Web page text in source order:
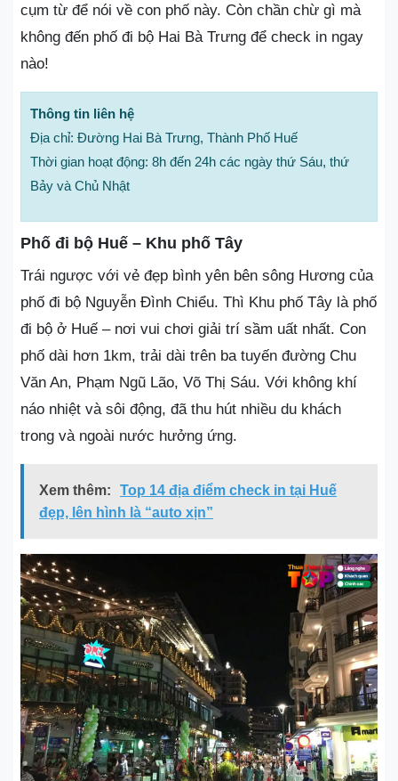
cụm từ để nói về con phố này. Còn chần chừ gì mà
không đến phố đi bộ Hai Bà Trưng để check in ngay
nào!
Thông tin liên hệ
Địa chỉ: Đường Hai Bà Trưng, Thành Phố Huế
Thời gian hoạt động: 8h đến 24h các ngày thứ Sáu, thứ
Bảy và Chủ Nhật
Phố đi bộ Huế – Khu phố Tây
Trái ngược với vẻ đẹp bình yên bên sông Hương của
phố đi bộ Nguyễn Đình Chiểu. Thì Khu phố Tây là phố
đi bộ ở Huế – nơi vui chơi giải trí sầm uất nhất. Con
phố dài hơn 1km, trải dài trên ba tuyến đường Chu
Văn An, Phạm Ngũ Lão, Võ Thị Sáu. Với không khí
náo nhiệt và sôi động, đã thu hút nhiều du khách
trong và ngoài nước hưởng ứng.
Xem thêm:
Top 14 địa điểm check in tại Huế
đẹp, lên hình là “auto xịn”